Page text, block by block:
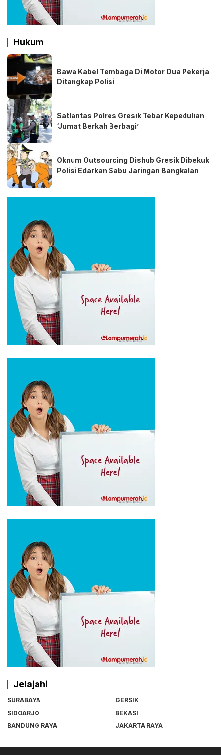
Hukum
Bawa Kabel Tembaga Di Motor Dua Pekerja
Ditangkap Polisi
Satlantas Polres Gresik Tebar Kepedulian
‘Jumat Berkah Berbagi’
Oknum Outsourcing Dishub Gresik Dibekuk
Polisi Edarkan Sabu Jaringan Bangkalan
Jelajahi
SURABAYA
GERSIK
SIDOARJO
BEKASI
BANDUNG RAYA
JAKARTA RAYA